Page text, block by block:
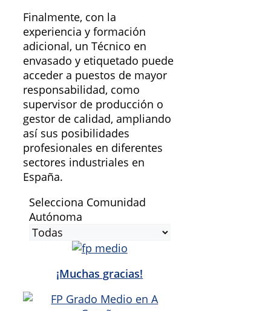
Finalmente, con la
experiencia y formación
adicional, un Técnico en
envasado y etiquetado puede
acceder a puestos de mayor
responsabilidad, como
supervisor de producción o
gestor de calidad, ampliando
así sus posibilidades
profesionales en diferentes
sectores industriales en
España.
Selecciona Comunidad
Autónoma
¡Muchas gracias!